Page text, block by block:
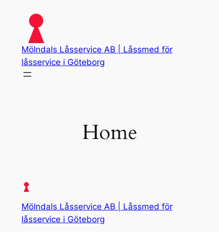
content
Mölndals Låsservice AB | Låssmed för
låsservice i Göteborg
Home
Mölndals Låsservice AB | Låssmed för
låsservice i Göteborg